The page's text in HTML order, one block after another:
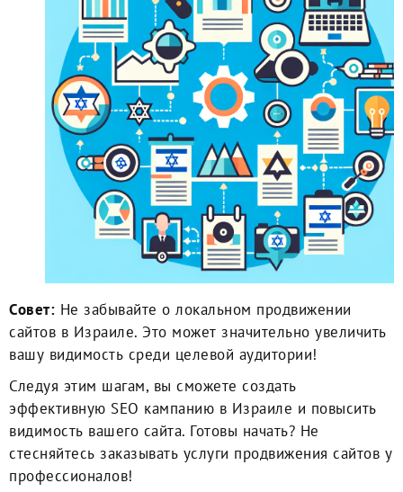
Совет: Не забывайте о локальном продвижении
сайтов в Израиле. Это может значительно увеличить
вашу видимость среди целевой аудитории!
Следуя этим шагам, вы сможете создать
эффективную SEO кампанию в Израиле и повысить
видимость вашего сайта. Готовы начать? Не
стесняйтесь заказывать услуги продвижения сайтов у
профессионалов!